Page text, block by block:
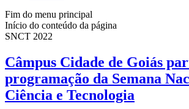
Fim do menu principal
Início do conteúdo da página
SNCT 2022
Câmpus Cidade de Goiás
programação da Semana
Ciência e Tecnologia